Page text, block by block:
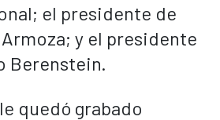
el presidente de
Armoza; y el presidente
Berenstein.
quedó grabado